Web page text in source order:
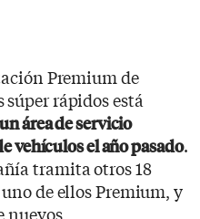
Premium de
rápidos está
área de servicio
vehículos el año pasado.
tramita otros 18
de ellos Premium, y
nuevos